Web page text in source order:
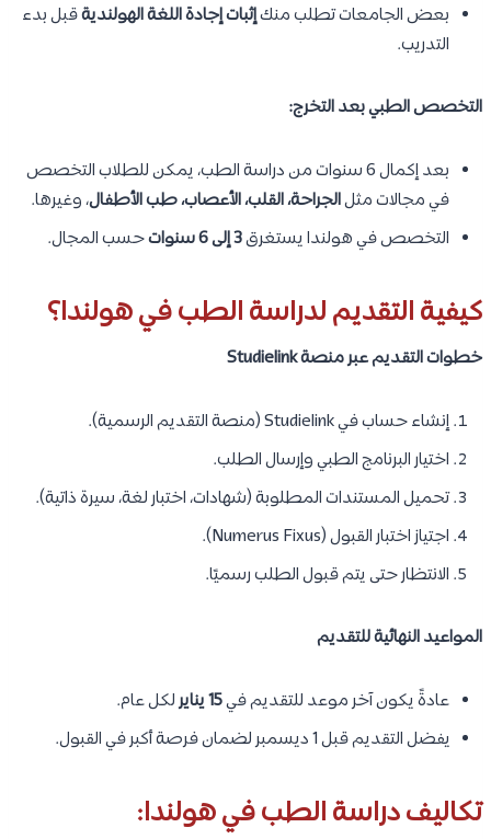
بعض الجامعات تطلب منكإثبات إجادة اللغة الهولنديةقبل بدء
التدريب.
التخصص الطبي بعد التخرج:
بعد إكمال 6 سنوات من دراسة الطب، يمكن للطلاب التخصص
في مجالات مثلالجراحة، القلب، الأعصاب، طب الأطفال، وغيرها.
التخصص في هولندا يستغرق3 إلى 6 سنوات حسب المجال.
كيفية التقديم لدراسة الطب في هولندا؟
خطوات التقديم عبر منصة Studielink
إنشاء حساب في Studielink (منصة التقديم الرسمية).
اختيار البرنامج الطبي وإرسال الطلب.
تحميل المستندات المطلوبة (شهادات، اختبار لغة، سيرة ذاتية).
اجتياز اختبار القبول (Numerus Fixus).
الانتظار حتى يتم قبول الطلب رسميًا.
المواعيد النهائية للتقديم
عادةً يكون آخر موعد للتقديم في15 يناير
لكل عام.
يفضل التقديم قبل 1 ديسمبر لضمان فرصة أكبر في القبول.
تكاليف دراسة الطب في هولندا: